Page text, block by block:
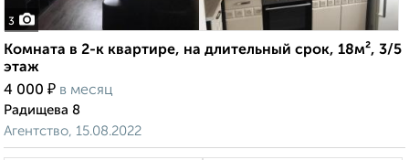
3
Комната в 2-к квартире, на длительный срок, 18м², 3/5
этаж
4 000 ₽ в месяц
Радищева 8
Агентство, 15.08.2022